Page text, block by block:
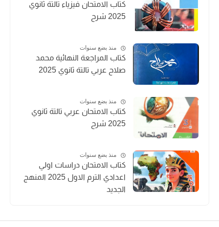
كتاب الامتحان فيزياء تالتة ثانوي
2025 شرح
منذ بضع سنوات
كتاب المراجعة النهائية محمد
صلاح عربي تالتة ثانوي 2025
منذ بضع سنوات
كتاب الامتحان عربي تالتة ثانوي
2025 شرح
منذ بضع سنوات
كتاب الامتحان دراسات اولي
اعدادي الترم الاول 2025 المنهج
الجديد